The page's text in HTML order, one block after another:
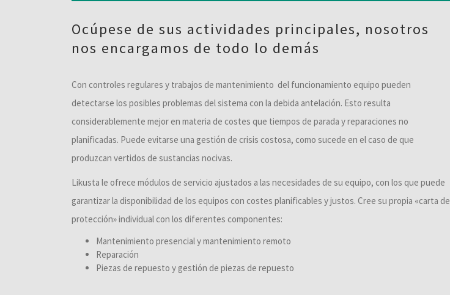
Ocúpese de sus actividades principales, nosotros
nos encargamos de todo lo demás
Con controles regulares y trabajos de mantenimiento del funcionamiento equipo pueden
detectarse los posibles problemas del sistema con la debida antelación. Esto resulta
considerablemente mejor en materia de costes que tiempos de parada y reparaciones no
planificadas. Puede evitarse una gestión de crisis costosa, como sucede en el caso de que
produzcan vertidos de sustancias nocivas.
Likusta le ofrece módulos de servicio ajustados a las necesidades de su equipo, con los que puede
garantizar la disponibilidad de los equipos con costes planificables y justos. Cree su propia «carta de
protección» individual con los diferentes componentes:
Mantenimiento presencial y mantenimiento remoto
Reparación
Piezas de repuesto y gestión de piezas de repuesto